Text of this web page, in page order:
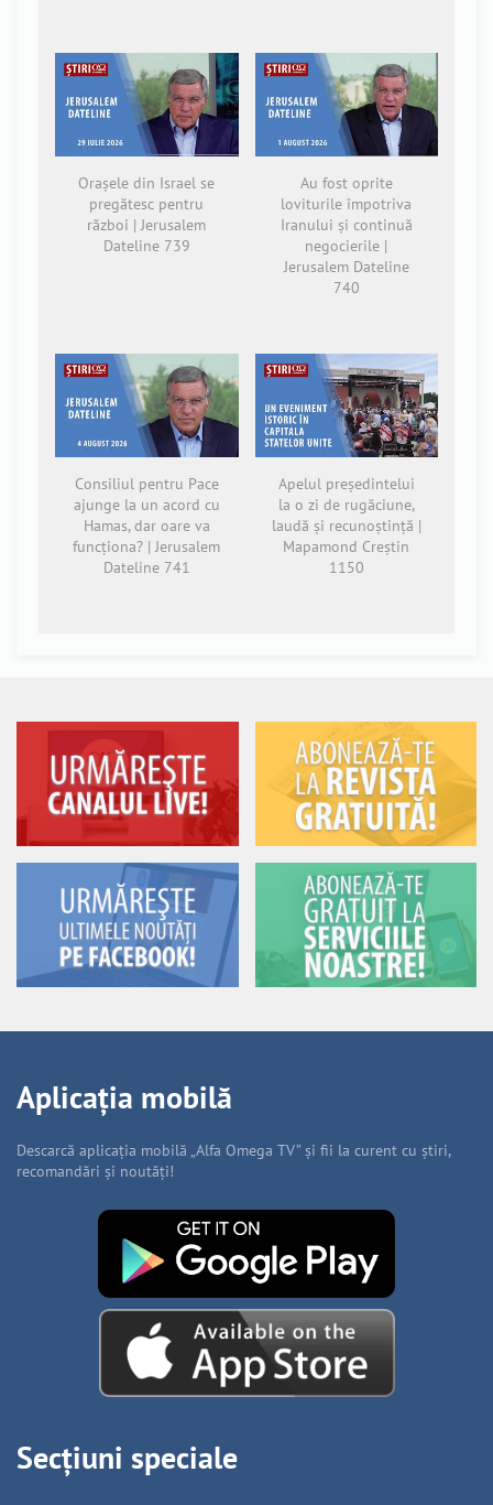
Orașele din Israel se
pregătesc pentru
război | Jerusalem
Dateline 739
Au fost oprite
loviturile împotriva
Iranului și continuă
negocierile |
Jerusalem Dateline
740
Consiliul pentru Pace
ajunge la un acord cu
Hamas, dar oare va
funcționa? | Jerusalem
Dateline 741
Apelul președintelui
la o zi de rugăciune,
laudă și recunoștință |
Mapamond Creștin
1150
Aplicația mobilă
Descarcă aplicația mobilă „Alfa Omega TV” și fii la curent cu știri,
recomandări și noutăți!
Secțiuni speciale